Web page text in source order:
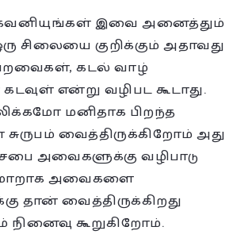
இவை அனைத்தும்
சிலையை குறிக்கும் அதாவது
கடல் வாழ்
என்று வழிபட கூடாது.
மனிதாக பிறந்த
சுருபம் வைத்திருக்கிறோம் அது
அவைகளுக்கு வழிபாடு
அவைகளை
தான் வைத்திருக்கிறது
கூறுகிறோம்.